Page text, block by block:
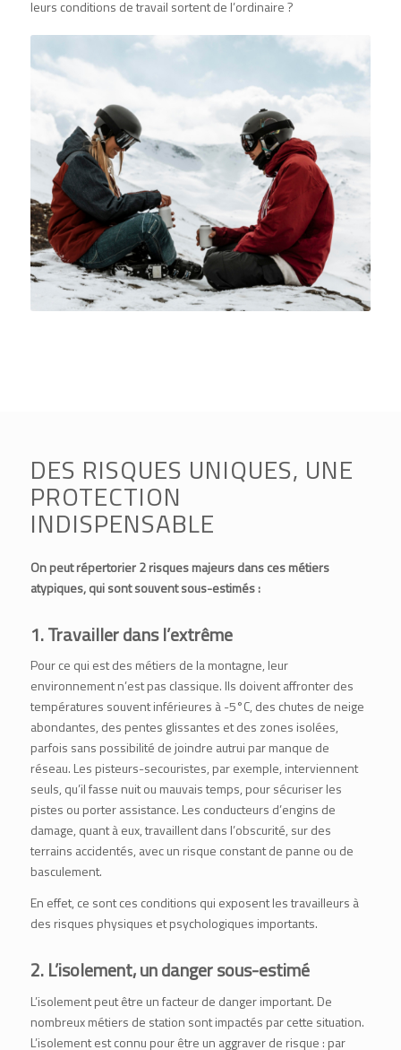
leurs conditions de travail sortent de l’ordinaire ?
DES RISQUES UNIQUES, UNE
PROTECTION
INDISPENSABLE
On peut répertorier 2 risques majeurs dans ces métiers
atypiques, qui sont souvent sous-estimés :
1. Travailler dans l’extrême
Pour ce qui est des métiers de la montagne, leur
environnement n’est pas classique. Ils doivent affronter des
températures souvent inférieures à -5°C, des chutes de neige
abondantes, des pentes glissantes et des zones isolées,
parfois sans possibilité de joindre autrui par manque de
réseau. Les pisteurs-secouristes, par exemple, interviennent
seuls, qu’il fasse nuit ou mauvais temps, pour sécuriser les
pistes ou porter assistance. Les conducteurs d’engins de
damage, quant à eux, travaillent dans l’obscurité, sur des
terrains accidentés, avec un risque constant de panne ou de
basculement.
En effet, ce sont ces conditions qui exposent les travailleurs à
des risques physiques et psychologiques importants.
2. L’isolement, un danger sous-estimé
L’isolement peut être un facteur de danger important. De
nombreux métiers de station sont impactés par cette situation.
L’isolement est connu pour être un aggraver de risque : par